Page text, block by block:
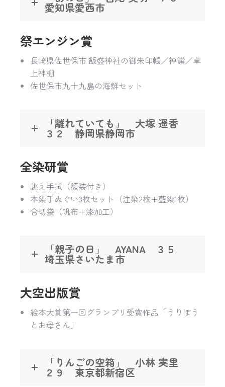
愛知県愛西市
祭エンジン賞
長崎県佐世保市 飯盛神社の御朱印帳／神饌／卓
上神棚
佐世保市九十九島の海鮮セット
「離れていても」 大塚 遥香
３２ 静岡県静岡市
全染研賞
誂え手拭（額装付き）
本染手ぬぐい3枚セット（注染2枚+藍染1枚）
合切袋（帆布+漆加工）
「親子の日」 AYANA ３５
埼玉県さいたま市
大空出版賞
絵本大賞第一回グランプリ受賞作品「うりぼう
とお母さん」
「りんごの空箱」 小林 実里
２９ 東京都新宿区